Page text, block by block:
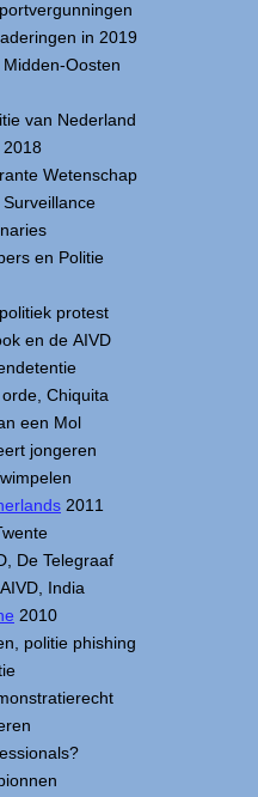
in 2019
Oosten
van Nederland
2018
Wetenschap
en Politie
protest
en de AIVD
Chiquita
een Mol
jongeren
2011
De Telegraaf
India
2010
politie phishing